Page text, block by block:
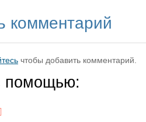
комментарий
чтобы добавить комментарий.
помощью: